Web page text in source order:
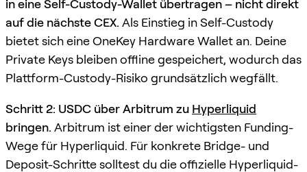
in eine Self-Custody-Wallet übertragen – nicht direkt
auf die nächste CEX. Als Einstieg in Self-Custody
bietet sich eine OneKey Hardware Wallet an. Deine
Private Keys bleiben offline gespeichert, wodurch das
Plattform-Custody-Risiko grundsätzlich wegfällt.
Schritt 2: USDC über Arbitrum zu Hyperliquid
bringen. Arbitrum ist einer der wichtigsten Funding-
Wege für Hyperliquid. Für konkrete Bridge- und
Deposit-Schritte solltest du die offizielle Hyperliquid-